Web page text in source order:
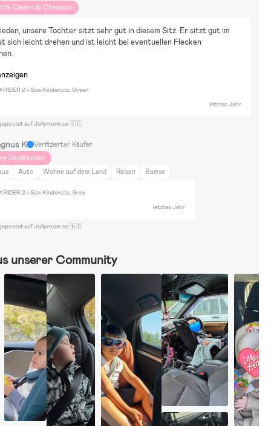
Clean-Up Champion
unsere Tochter sitzt sehr gut in diesem Sitz. Er sitzt gut im
sich leicht drehen und ist leicht bei eventuellen Flecken
2 i-Size Kindersitz, Green
letztes Jahr
auf Jollyroom.se 🇸🇪
K
Verifizierter Käufer
Daydreamer
Auto Wohne auf dem Land Reisen Bamse
2 i-Size Kindersitz, Grey
letztes Jahr
auf Jollyroom.no 🇳🇴
unserer Community